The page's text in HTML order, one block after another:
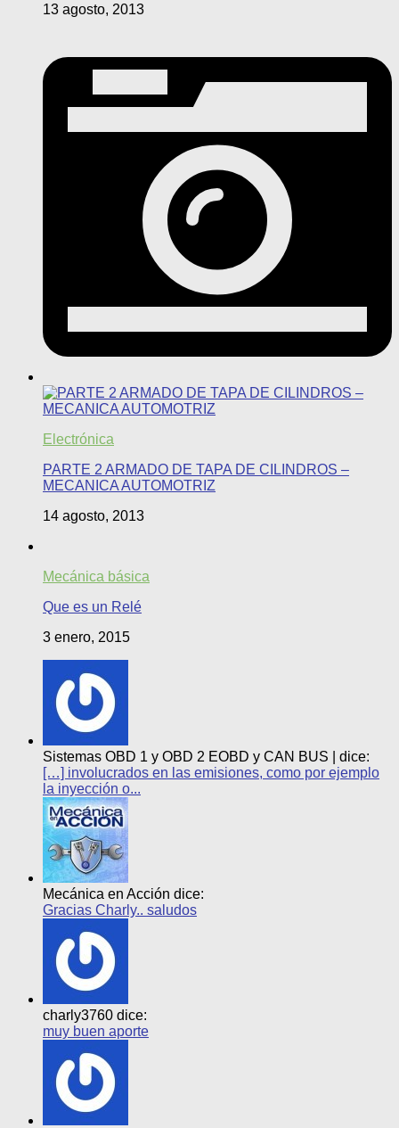
13 agosto, 2013
Electrónica
PARTE 2 ARMADO DE TAPA DE CILINDROS –
MECANICA AUTOMOTRIZ
14 agosto, 2013
Mecánica básica
Que es un Relé
3 enero, 2015
Sistemas OBD 1 y OBD 2 EOBD y CAN BUS | dice:
[…] involucrados en las emisiones, como por ejemplo
la inyección o...
Mecánica en Acción dice:
Gracias Charly.. saludos
charly3760 dice:
muy buen aporte